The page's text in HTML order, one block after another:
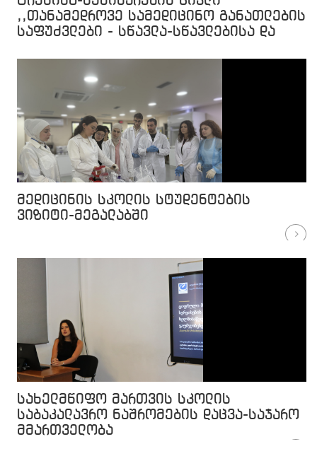
,,თანამედროვე სამედიცინო განათლების
საფუძვლები - სწავლა-სწავლებისა და
უპირატესობები და გამოწვევები“
მედიცინის სკოლის სტუდენტების
ვიზიტი-მეგალაბში
სახელმწიფო მართვის სკოლის
საბაკალავრო ნაშრომების დაცვა-საჯარო
მმართველობა